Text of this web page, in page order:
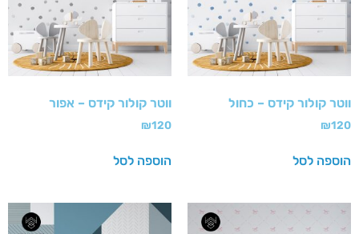
ווטר קולור קידס – כחול
₪120
הוספה לסל
ווטר קולור קידס – אפור
₪120
הוספה לסל